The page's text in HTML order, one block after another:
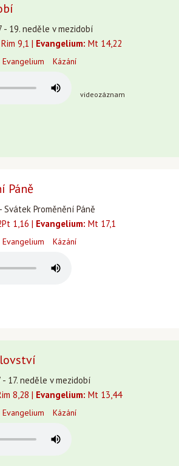
- 19. neděle v mezidobí
Rim 9,1 | Evangelium: Mt 14,22
Evangelium Kázání
videozáznam
Páně
Svátek Proměnění Páně
1,16 | Evangelium: Mt 17,1
Evangelium Kázání
- 17. neděle v mezidobí
8,28 | Evangelium: Mt 13,44
Evangelium Kázání